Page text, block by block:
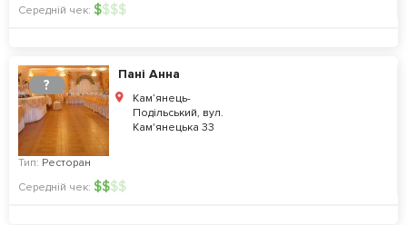
Середній чек: $$$$
?
Пані Анна
Кам’янець-
Подільський, вул.
Кам'янецька 33
Тип: Ресторан
Середній чек: $$$$